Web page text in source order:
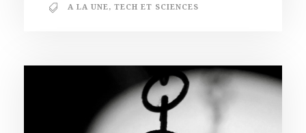
A LA UNE, TECH ET SCIENCES